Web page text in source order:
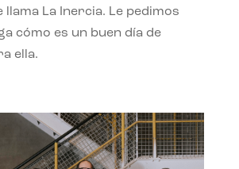
llama La Inercia. Le pedimos
cómo es un buen día de
ella.